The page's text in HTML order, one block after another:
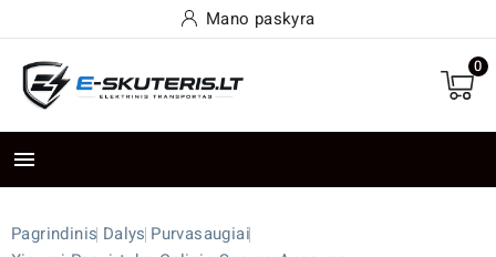
Mano paskyra
0

Pagrindinis Dalys Purvasaugiai